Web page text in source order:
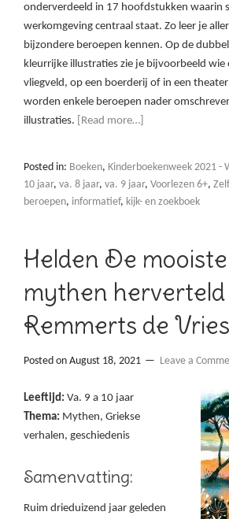
onderverdeeld in 17 hoofdstukken waarin
werkomgeving centraal staat. Zo leer je
bijzondere beroepen kennen. Op de
kleurrijke illustraties zie je bijvoorbeeld wie
vliegveld, op een boerderij of in een
worden enkele beroepen nader
illustraties.
[Read more…]
Posted in: Boeken, Kinderboekenweek 2021 -
10 jaar, va. 8 jaar, va. 9 jaar, Voorlezen 6+,
beroepen, informatief, kijk- en zoekboek
Helden De
mythen
Remmerts de Vries
Posted on August 18, 2021 Leave a
Leeftijd: Va. 9 a 10 jaar
Thema: Mythen, Griekse
verhalen, geschiedenis
Samenvatting:
Ruim drieduizend jaar geleden